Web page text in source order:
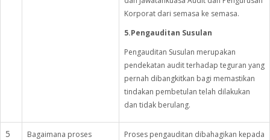
Korporat dari semasa ke semasa.
5.Pengauditan Susulan
Pengauditan Susulan merupakan
pendekatan audit terhadap teguran yang
pernah dibangkitkan bagi memastikan
tindakan pembetulan telah dilakukan
dan tidak berulang.
5
Bagaimana proses
Proses pengauditan dibahagikan kepada